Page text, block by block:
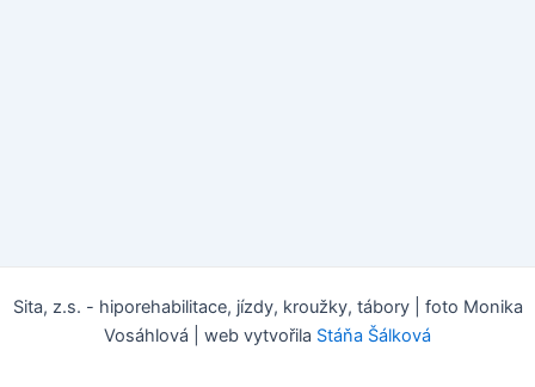
Sita, z.s. - hiporehabilitace, jízdy, kroužky, tábory | foto Monika
Vosáhlová | web vytvořila Stáňa Šálková